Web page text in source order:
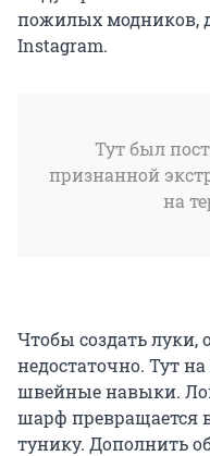
пожилых модников,
Instagram.
Тут был
признанной
на
Чтобы создать луки,
недостаточно. Тут
швейные навыки.
шарф превращается
тунику. Дополнить